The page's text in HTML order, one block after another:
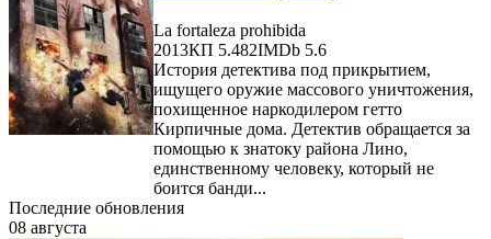
La fortaleza prohibida
2013КП 5.482IMDb 5.6
История детектива под прикрытием,
ищущего оружие массового уничтожения,
похищенное наркодилером гетто
Кирпичные дома. Детектив обращается за
помощью к знатоку района Лино,
единственному человеку, который не
боится банди...
Последние обновления
08 августа